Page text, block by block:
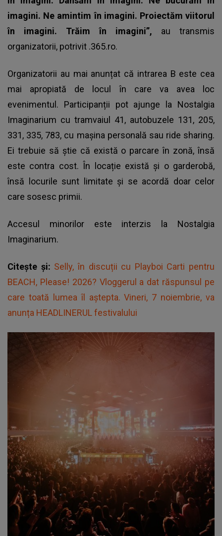
imagini. Ne amintim în imagini. Proiectăm viitorul
în imagini. Trăim în imagini”, au transmis
organizatorii, potrivit .365.ro.
Organizatorii au mai anunțat că intrarea B este cea
mai apropiată de locul în care va avea loc
evenimentul. Participanții pot ajunge la Nostalgia
Imaginarium cu tramvaiul 41, autobuzele 131, 205,
331, 335, 783, cu mașina personală sau ride sharing.
Ei trebuie să știe că există o parcare în zonă, însă
este contra cost. În locație există și o garderobă,
însă locurile sunt limitate și se acordă doar celor
care sosesc primii.
Accesul minorilor este interzis la Nostalgia
Imaginarium.
Citește și: Selly, în discuții cu Playboi Carti pentru
BEACH, Please! 2026? Vloggerul a dat răspunsul pe
care toată lumea îl aștepta. Vineri, 7 noiembrie, va
anunța HEADLINERUL festivalului